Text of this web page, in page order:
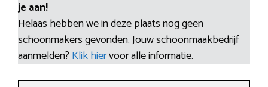
je aan!
Helaas hebben we in deze plaats nog geen
schoonmakers gevonden. Jouw schoonmaakbedrijf
aanmelden? Klik hiervoor alle informatie.